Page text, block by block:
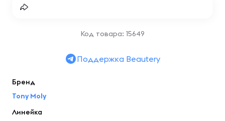
Код товара: 15649
Поддержка Beautery
Бренд
Tony Moly
Линейка